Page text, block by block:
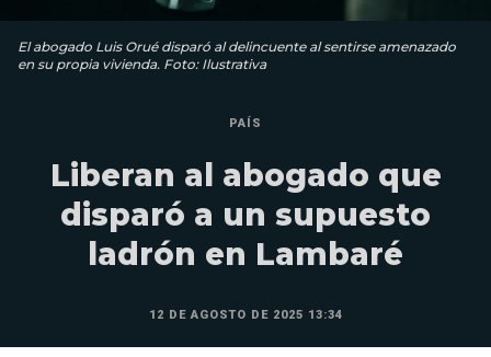
El abogado Luis Orué disparó al delincuente al sentirse amenazado
en su propia vivienda. Foto: Ilustrativa
PAÍS
Liberan al abogado que
disparó a un supuesto
ladrón en Lambaré
12 DE AGOSTO DE 2025 13:34